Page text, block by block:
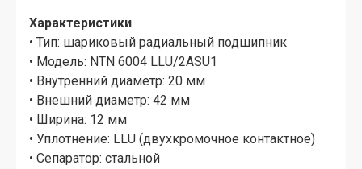
Характеристики
• Тип: шариковый радиальный подшипник
• Модель: NTN 6004 LLU/2ASU1
• Внутренний диаметр: 20 мм
• Внешний диаметр: 42 мм
• Ширина: 12 мм
• Уплотнение: LLU (двухкромочное контактное)
• Сепаратор: стальной